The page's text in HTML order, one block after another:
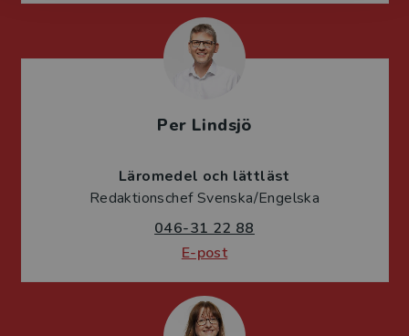
Per Lindsjö
Läromedel och lättläst
Redaktionschef Svenska/Engelska
046-31 22 88
E-post